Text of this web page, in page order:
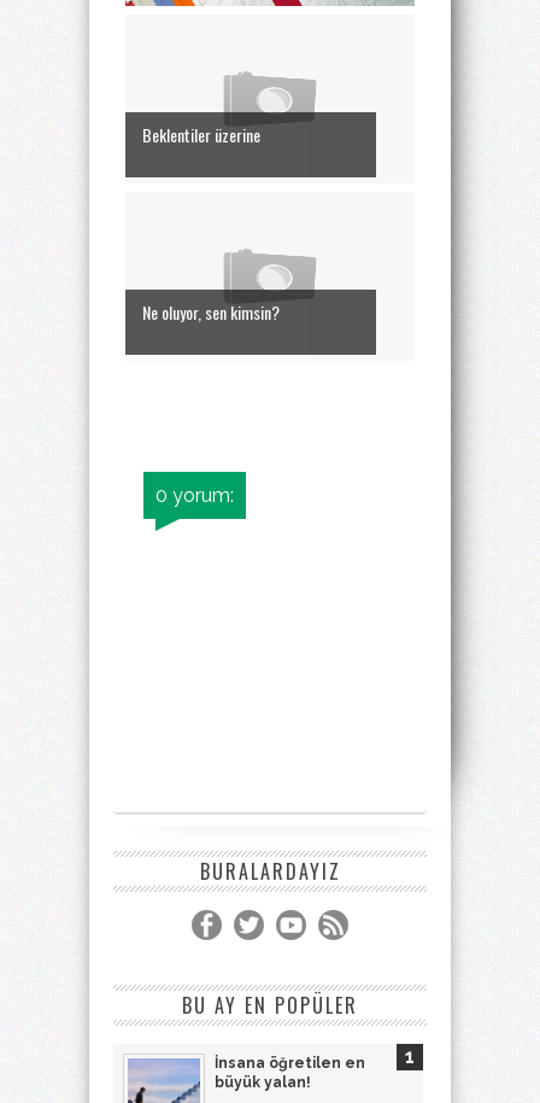
Beklentiler üzerine
Ne oluyor, sen kimsin?
0 yorum:
BURALARDAYIZ
BU AY EN POPÜLER
İnsana öğretilen en
büyük yalan!